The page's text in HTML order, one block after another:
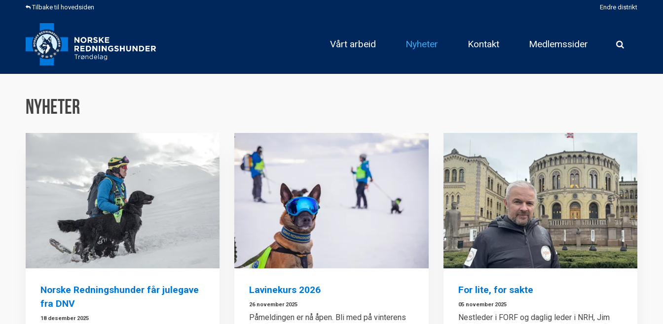
Tilbake til hovedsiden Endre distrikt
Vårt arbeid Nyheter Kontakt Medlemssider
Nyheter
Norske Redningshunder får julegave
fra DNV
18 desember 2025
Lavinekurs 2026
26 november 2025
Påmeldingen er nå åpen. Bli med på vinterens
For lite, for sakte
05 november 2025
Nestleder i FORF og daglig leder i NRH, Jim